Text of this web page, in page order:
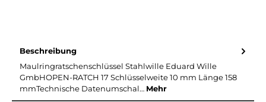
Beschreibung
Maulringratschenschlüssel Stahlwille Eduard Wille
GmbHOPEN-RATCH 17 Schlüsselweite 10 mm Länge 158
mmTechnische Datenumschal… Mehr